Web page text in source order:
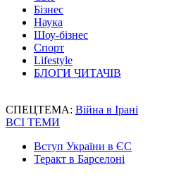
Бізнес
Наука
Шоу-бізнес
Спорт
Lifestyle
БЛОГИ ЧИТАЧІВ
СПЕЦТЕМА: Війна в Ірані
ВСІ ТЕМИ
Вступ України в ЄС
Теракт в Барселоні